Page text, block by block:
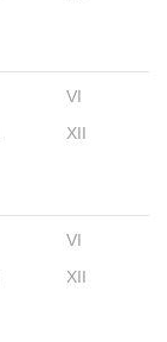
VI
XII
VI
XII